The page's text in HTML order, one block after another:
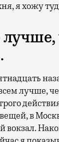
я хожу
лучше,
в